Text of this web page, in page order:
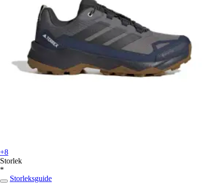
+8
Storlek
*
Storleksguide